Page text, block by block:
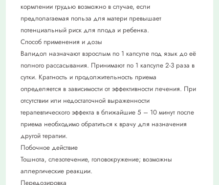
кормлении грудью возможно в случае, если
предполагаемая польза для матери превышает
потенциальный риск для плода и ребенка.
Способ применения и дозы
Валидол назначают взрослым по 1 капсуле под язык до её
полного рассасывания. Принимают по 1 капсуле 2-3 раза в
сутки. Кратность и продолжительность приема
определяется в зависимости от эффективности лечения. При
отсутствии или недостаточной выраженности
терапевтического эффекта в ближайшие 5 – 10 минут после
приема необходимо обратиться к врачу для назначения
другой терапии.
Побочное действие
Тошнота, слезотечение, головокружение; возможны
аллергические реакции.
Передозировка